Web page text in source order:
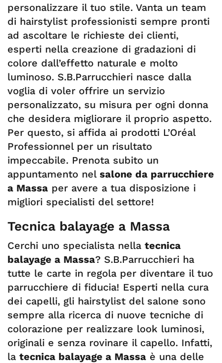
personalizzare il tuo stile. Vanta un team
di hairstylist professionisti sempre pronti
ad ascoltare le richieste dei clienti,
esperti nella creazione di gradazioni di
colore dall’effetto naturale e molto
luminoso. S.B.Parrucchieri nasce dalla
voglia di voler offrire un servizio
personalizzato, su misura per ogni donna
che desidera migliorare il proprio aspetto.
Per questo, si affida ai prodotti L’Oréal
Professionnel per un risultato
impeccabile. Prenota subito un
appuntamento nel salone da parrucchiere
a Massa per avere a tua disposizione i
migliori specialisti del settore!
Tecnica balayage a Massa
Cerchi uno specialista nella tecnica
balayage a Massa? S.B.Parrucchieri ha
tutte le carte in regola per diventare il tuo
parrucchiere di fiducia! Esperti nella cura
dei capelli, gli hairstylist del salone sono
sempre alla ricerca di nuove tecniche di
colorazione per realizzare look luminosi,
originali e senza rovinare il capello. Infatti,
la tecnica balayage a Massa è una delle